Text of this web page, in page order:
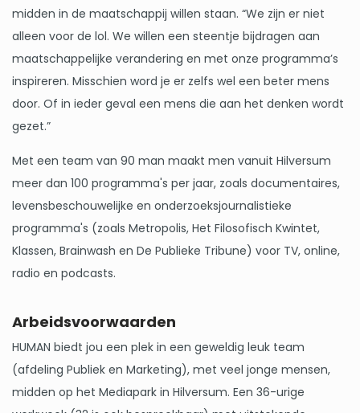
midden in de maatschappij willen staan. “We zijn er niet
alleen voor de lol. We willen een steentje bijdragen aan
maatschappelijke verandering en met onze programma’s
inspireren. Misschien word je er zelfs wel een beter mens
door. Of in ieder geval een mens die aan het denken wordt
gezet.”
Met een team van 90 man maakt men vanuit Hilversum
meer dan 100 programma's per jaar, zoals documentaires,
levensbeschouwelijke en onderzoeksjournalistieke
programma's (zoals Metropolis, Het Filosofisch Kwintet,
Klassen, Brainwash en De Publieke Tribune) voor TV, online,
radio en podcasts.
Arbeidsvoorwaarden
HUMAN biedt jou een plek in een geweldig leuk team
(afdeling Publiek en Marketing), met veel jonge mensen,
midden op het Mediapark in Hilversum. Een 36-urige